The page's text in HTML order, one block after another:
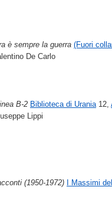
è sempre la guerra (Fuori
De Carlo
B-2 Biblioteca di Urania 12,
Lippi
(1950-1972) I Massimi